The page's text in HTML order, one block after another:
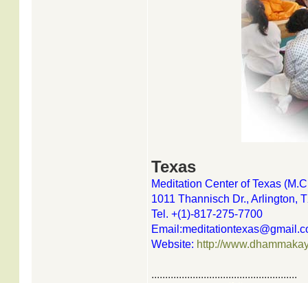
Texas
Meditation Center of Texas
1011 Thannisch Dr., Arlington,
Tel. +(1)-817-275-7700
Website: http://
.....................................................